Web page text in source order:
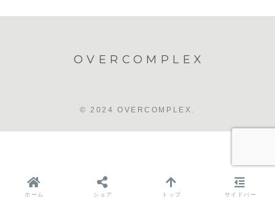
OVERCOMPLEX
© 2024 OVERCOMPLEX.
ホーム シェア トップ サイドバー